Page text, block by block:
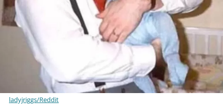
ladyjriggs/Reddit